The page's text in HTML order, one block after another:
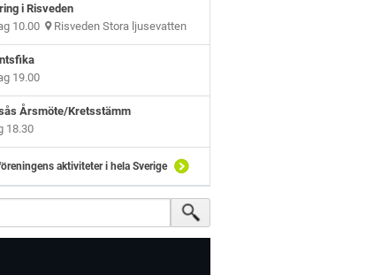
i Risveden
10.00 Risveden Stora ljusevatten
19.00
Årsmöte/Kretsstämm
18.30
aktiviteter i hela Sverige